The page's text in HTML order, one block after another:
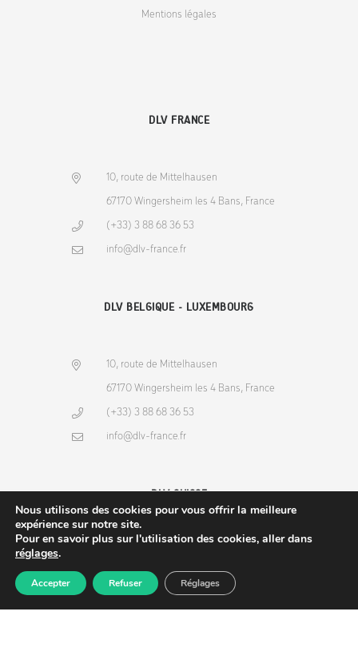
Produits Recherche Commande
Mentions légales
DLV FRANCE
10, route de Mittelhausen
67170 Wingersheim les 4 Bans, France
(+33) 3 88 68 36 53
info@dlv-france.fr
DLV BELGIQUE - LUXEMBOURG
10, route de Mittelhausen
67170 Wingersheim les 4 Bans, France
(+33) 3 88 68 36 53
info@dlv-france.fr
DLV SUISSE
67170 Wingersheim les 4 Bans, France
Nous utilisons des cookies pour vous offrir la meilleure
expérience sur notre site.
Pour en savoir plus sur l'utilisation des cookies, aller dans
réglages.
Accepter Refuser Réglages